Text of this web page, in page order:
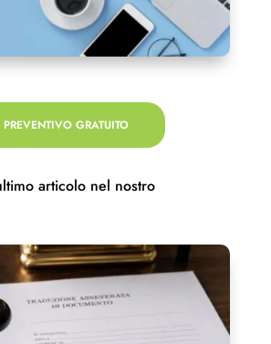
PREVENTIVO GRATUITO
articolo nel nostro